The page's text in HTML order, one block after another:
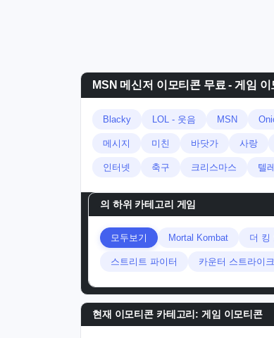
MSN 메신저 이모티콘 무료 - 게임
Blacky LOL - 웃음 MSN
메시지 미친 바닷가 사랑
인터넷 축구 크리스마스 텔
의 하위 카테고리 게임
모두보기 Mortal Kombat 더 킹
스트리트 파이터 카운터 스트라이크
현재 이모티콘 카테고리:게임 이모티콘